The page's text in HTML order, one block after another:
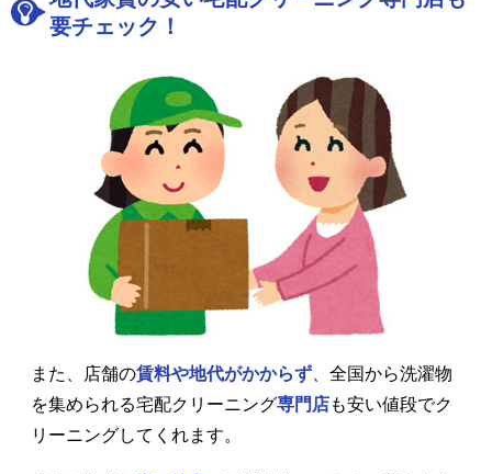
要チェック！
また、店舗の賃料や地代がかからず 、全国から洗濯物
を集められる宅配クリーニング専門店も安い値段でク
リーニングしてくれます。